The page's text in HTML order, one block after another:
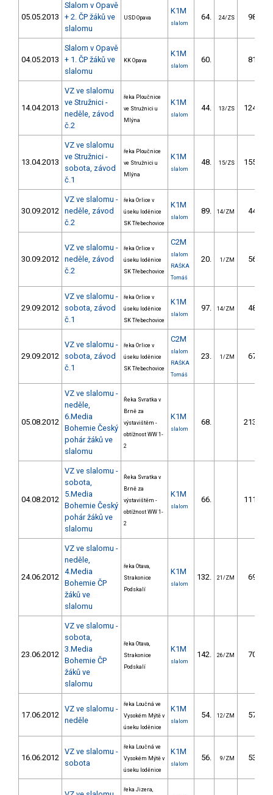
05.05.2013
Slalom v Opavě
+ 2. ČP žáků ve
slalomu
USD Opava
K1M
slalom
64. 24/ZS 98.14
04.05.2013
Slalom v Opavě
+ 1. ČP žáků ve
slalomu
KK Opava
K1M
slalom
60. 81.02
14.04.2013
VZ ve slalomu
ve Stružnici -
neděle, závod
č.2
řeka Ploučnice
ve Stružnici u
Mlýna
K1M
slalom
44. 13/ZS 124.10
13.04.2013
VZ ve slalomu
ve Stružnici -
sobota, závod
č.1
řeka Ploučnice
ve Stružnici u
Mlýna
K1M
slalom
48. 15/ZS 155.90
30.09.2012
VZ ve slalomu -
neděle, závod
č.2
řeka Orlice v
úseku loděnice
SK Třebechovice
K1M
slalom
89. 14/ZM 44.00
30.09.2012
VZ ve slalomu -
neděle, závod
č.2
řeka Orlice v
úseku loděnice
SK Třebechovice
C2M
slalom
RAŠKA
Tomáš
20. 1/ZM 56.70
29.09.2012
VZ ve slalomu -
sobota, závod
č.1
řeka Orlice v
úseku loděnice
SK Třebechovice
K1M
slalom
97. 14/ZM 48.30
29.09.2012
VZ ve slalomu -
sobota, závod
č.1
řeka Orlice v
úseku loděnice
SK Třebechovice
C2M
slalom
RAŠKA
Tomáš
23. 1/ZM 67.80
05.08.2012
VZ ve slalomu -
neděle,
6.Media
Bohemie Český
pohár žáků ve
slalomu
Řeka Svratka v
Brně za
výstavištěm -
obtížnost WW 1-
2
K1M
slalom
68. 213.22
04.08.2012
VZ ve slalomu -
sobota,
5.Media
Bohemie Český
pohár žáků ve
slalomu
Řeka Svratka v
Brně za
výstavištěm -
obtížnost WW 1-
2
K1M
slalom
66. 111.08
24.06.2012
VZ ve slalomu -
neděle,
4.Media
Bohemie ČP
žáků ve
slalomu
řeka Otava,
Strakonice
Podskalí
K1M
slalom
132. 21/ZM 69.79
23.06.2012
VZ ve slalomu -
sobota,
3.Media
Bohemie ČP
žáků ve
slalomu
řeka Otava,
Strakonice
Podskalí
K1M
slalom
142. 26/ZM 70.23
17.06.2012
VZ ve slalomu -
neděle
řeka Loučná ve
Vysokém Mýtě v
úseku loděnice
K1M
slalom
54. 12/ZM 57.80
16.06.2012
VZ ve slalomu -
sobota
řeka Loučná ve
Vysokém Mýtě v
úseku loděnice
K1M
slalom
56. 9/ZM 53.20
řeka Jizera,